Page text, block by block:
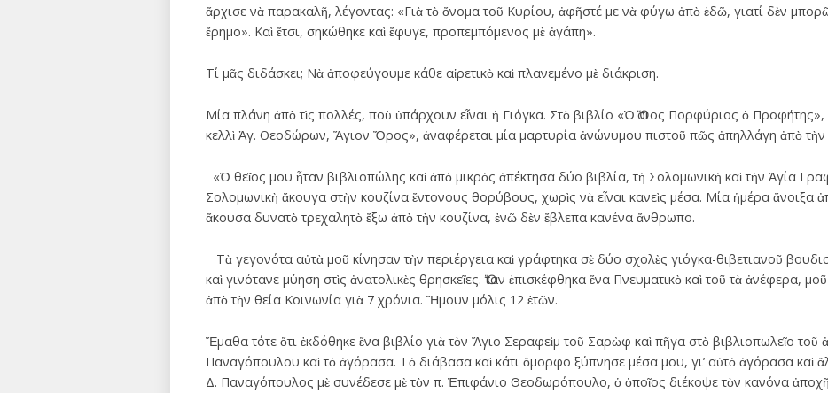
ἄρχισε νὰ παρακαλῆ, λέγοντας: «Γιὰ τὸ ὄνομα τοῦ Κυρίου, ἀφῆστέ με νὰ φύγω ἀπὸ ἐδῶ, γιατί δὲν
ἔρημο». Καὶ ἔτσι, σηκώθηκε καὶ ἔφυγε, προπεμπόμενος μὲ ἀγάπη».
Τί μᾶς διδάσκει; Νὰ ἀποφεύγουμε κάθε αἱρετικὸ καὶ πλανεμένο μὲ διάκριση.
Μία πλάνη ἀπὸ τὶς πολλές, ποὺ ὑπάρχουν εἶναι ἡ Γιόγκα. Στὸ βιβλίο «Ὁ Ὅσιος Πορφύριος ὁ Προφήτης»,
κελλὶ Ἁγ. Θεοδώρων, Ἅγιον Ὄρος», ἀναφέρεται μία μαρτυρία ἀνώνυμου πιστοῦ πῶς ἀπηλλάγη ἀπὸ τὴν
«Ὁ θεῖος μου ἦταν βιβλιοπώλης καὶ ἀπὸ μικρὸς ἀπέκτησα δύο βιβλία, τὴ Σολομωνικὴ καὶ τὴν Ἁγία
Σολομωνικὴ ἄκουγα στὴν κουζίνα ἔντονους θορύβους, χωρὶς νὰ εἶναι κανεὶς μέσα. Μία ἡμέρα ἄνοιξα
ἄκουσα δυνατὸ τρεχαλητὸ ἔξω ἀπὸ τὴν κουζίνα, ἐνῶ δὲν ἔβλεπα κανένα ἄνθρωπο.
Τὰ γεγονότα αὐτὰ μοῦ κίνησαν τὴν περιέργεια καὶ γράφτηκα σὲ δύο σχολὲς γιόγκα-θιβετιανοῦ
καὶ γινότανε μύηση στὶς ἀνατολικὲς θρησκεῖες. Ὅταν ἐπισκέφθηκα ἕνα Πνευματικὸ καὶ τοῦ τὰ ἀνέφερα,
ἀπὸ τὴν θεία Κοινωνία γιὰ 7 χρόνια. Ἤμουν μόλις 12 ἐτῶν.
Ἔμαθα τότε ὅτι ἐκδόθηκε ἕνα βιβλίο γιὰ τὸν Ἅγιο Σεραφεὶμ τοῦ Σαρὼφ καὶ πῆγα στὸ βιβλιοπωλεῖο τοῦ
Παναγόπουλου καὶ τὸ ἀγόρασα. Τὸ διάβασα καὶ κάτι ὄμορφο ξύπνησε μέσα μου, γι’ αὐτὸ ἀγόρασα καὶ
Δ. Παναγόπουλος μὲ συνέδεσε μὲ τὸν π. Ἐπιφάνιο Θεοδωρόπουλο, ὁ ὁποῖος διέκοψε τὸν κανόνα